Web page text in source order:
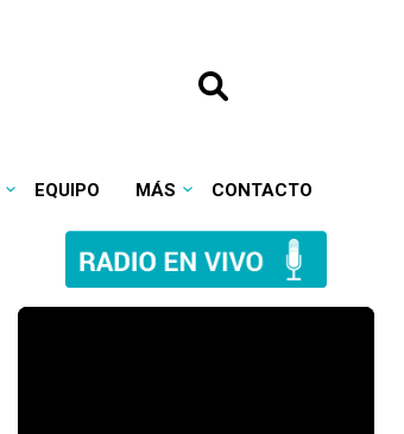
EQUIPO MÁS CONTACTO